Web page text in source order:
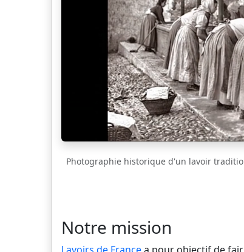
Photographie historique d'un lavoir
Notre mission